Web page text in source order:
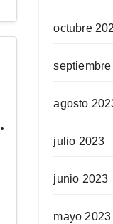
octubre
agosto
julio 2023
junio 2023
mayo 2023